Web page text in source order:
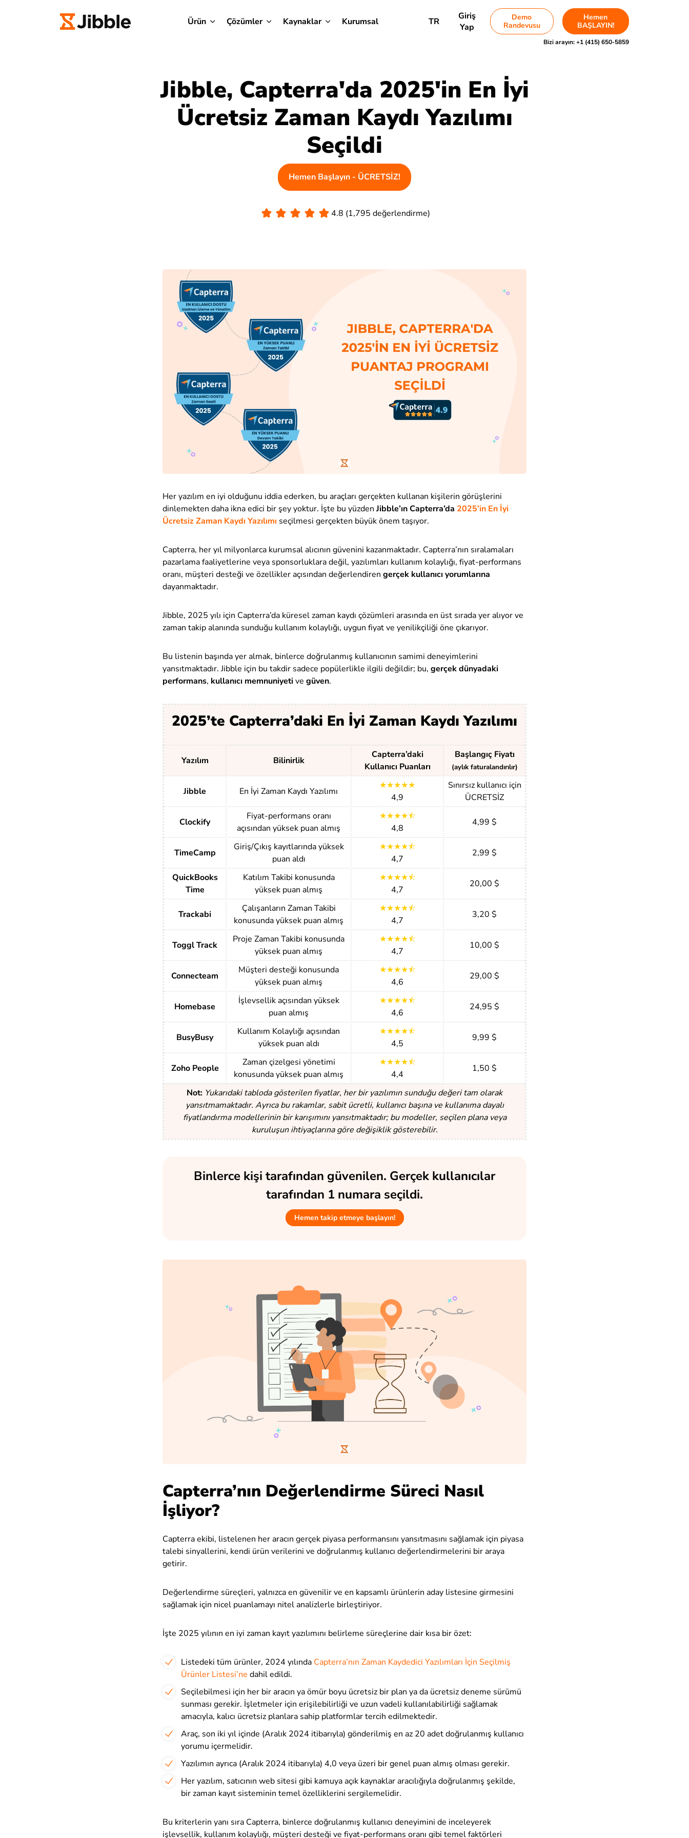
Ürün Çözümler Kaynaklar Kurumsal TR
Giriş
Yap
Demo
Randevusu
Hemen
BAŞLAYIN!
Bizi arayın:+1 (415) 650-5859
Jibble, Capterra'da 2025'in En İyi
Ücretsiz Zaman Kaydı Yazılımı
Seçildi
Hemen Başlayın - ÜCRETSİZ!
4.8 (1,795 değerlendirme)
Her yazılım en iyi olduğunu iddia ederken, bu araçları gerçekten kullanan kişilerin görüşlerini
dinlemekten daha ikna edici bir şey yoktur. İşte bu yüzden Jibble’ın Capterra’da 2025’in En İyi
Ücretsiz Zaman Kaydı Yazılımı seçilmesi gerçekten büyük önem taşıyor.
Capterra, her yıl milyonlarca kurumsal alıcının güvenini kazanmaktadır. Capterra’nın sıralamaları
pazarlama faaliyetlerine veya sponsorluklara değil, yazılımları kullanım kolaylığı, fiyat-performans
oranı, müşteri desteği ve özellikler açısından değerlendiren gerçek kullanıcı yorumlarına
dayanmaktadır.
Jibble, 2025 yılı için Capterra’da küresel zaman kaydı çözümleri arasında en üst sırada yer alıyor ve
zaman takip alanında sunduğu kullanım kolaylığı, uygun fiyat ve yenilikçiliği öne çıkarıyor.
Bu listenin başında yer almak, binlerce doğrulanmış kullanıcının samimi deneyimlerini
yansıtmaktadır. Jibble için bu takdir sadece popülerlikle ilgili değildir; bu, gerçek dünyadaki
performans, kullanıcı memnuniyeti ve güven.
2025’te Capterra’daki En İyi Zaman Kaydı Yazılımı
Yazılım Bilinirlik
Capterra’daki
Kullanıcı Puanları
Başlangıç Fiyatı
(aylık faturalandırılır)
Jibble En İyi Zaman Kaydı Yazılımı
★★★★★
4,9
Sınırsız kullanıcı için
ÜCRETSİZ
Clockify
Fiyat-performans oranı
açısından yüksek puan almış
★★★★⯪
4,8
4,99 $
TimeCamp
Giriş/Çıkış kayıtlarında yüksek
puan aldı
★★★★⯪
4,7
2,99 $
QuickBooks
Time
Katılım Takibi konusunda
yüksek puan almış
★★★★⯪
4,7
20,00 $
Trackabi
Çalışanların Zaman Takibi
konusunda yüksek puan almış
★★★★⯪
4,7
3,20 $
Toggl Track
Proje Zaman Takibi konusunda
yüksek puan almış
★★★★⯪
4,7
10,00 $
Connecteam
Müşteri desteği konusunda
yüksek puan almış
★★★★⯪
4,6
29,00 $
Homebase
İşlevsellik açısından yüksek
puan almış
★★★★⯪
4,6
24,95 $
BusyBusy
Kullanım Kolaylığı açısından
yüksek puan aldı
★★★★⯪
4,5
9,99 $
Zoho People
Zaman çizelgesi yönetimi
konusunda yüksek puan almış
★★★★⯪
4,4
1,50 $
Not: Yukarıdaki tabloda gösterilen fiyatlar, her bir yazılımın sunduğu değeri tam olarak
yansıtmamaktadır. Ayrıca bu rakamlar, sabit ücretli, kullanıcı başına ve kullanıma dayalı
fiyatlandırma modellerinin bir karışımını yansıtmaktadır; bu modeller, seçilen plana veya
kuruluşun ihtiyaçlarına göre değişiklik gösterebilir.
Binlerce kişi tarafından güvenilen. Gerçek kullanıcılar
tarafından 1 numara seçildi.
Hemen takip etmeye başlayın!
Capterra’nın Değerlendirme Süreci Nasıl
İşliyor?
Capterra ekibi, listelenen her aracın gerçek piyasa performansını yansıtmasını sağlamak için piyasa
talebi sinyallerini, kendi ürün verilerini ve doğrulanmış kullanıcı değerlendirmelerini bir araya
getirir.
Değerlendirme süreçleri, yalnızca en güvenilir ve en kapsamlı ürünlerin aday listesine girmesini
sağlamak için nicel puanlamayı nitel analizlerle birleştiriyor.
İşte 2025 yılının en iyi zaman kayıt yazılımını belirleme süreçlerine dair kısa bir özet:
Listedeki tüm ürünler, 2024 yılında Capterra’nın Zaman Kaydedici Yazılımları İçin Seçilmiş
Ürünler Listesi’ne dahil edildi.
Seçilebilmesi için her bir aracın ya ömür boyu ücretsiz bir plan ya da ücretsiz deneme sürümü
sunması gerekir. İşletmeler için erişilebilirliği ve uzun vadeli kullanılabilirliği sağlamak
amacıyla, kalıcı ücretsiz planlara sahip platformlar tercih edilmektedir.
Araç, son iki yıl içinde (Aralık 2024 itibarıyla) gönderilmiş en az 20 adet doğrulanmış kullanıcı
yorumu içermelidir.
Yazılımın ayrıca (Aralık 2024 itibarıyla) 4,0 veya üzeri bir genel puan almış olması gerekir.
Her yazılım, satıcının web sitesi gibi kamuya açık kaynaklar aracılığıyla doğrulanmış şekilde,
bir zaman kayıt sisteminin temel özelliklerini sergilemelidir.
Bu kriterlerin yanı sıra Capterra, binlerce doğrulanmış kullanıcı deneyimini de inceleyerek
işlevsellik, kullanım kolaylığı, müşteri desteği ve fiyat-performans oranı gibi temel faktörleri